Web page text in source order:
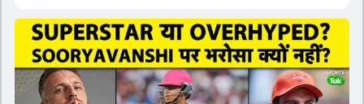
पटेल इस रेस में काफी पीछे हैं, जबकि संजू सैमसन और रजत पाटीदार कप्तानी की
दौड़ से बाहर हैं। आगामी सीरीज के लिए वैभव सूर्यवंशी को तीसरे ओपनर के तौर पर
टीम में शामिल किया जाएगा, जबकि अभिषेक शर्मा और संजू सैमसन पहली पसंद
होंगे। इसके अलावा नीतीश रेड्डी को बतौर ऑलराउंडर ज्यादा मौके मिलेंगे। अजीत
अगरकर की अगुवाई वाली चयन समिति और कोच गौतम गंभीर आगामी टी20 वर्ल्ड